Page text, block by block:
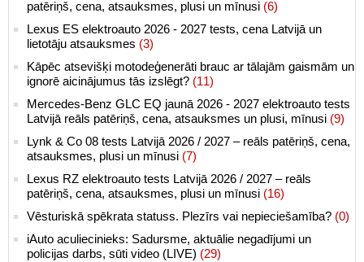
patēriņš, cena, atsauksmes, plusi un mīnusi (6)
Lexus ES elektroauto 2026 - 2027 tests, cena Latvijā un
lietotāju atsauksmes (3)
Kāpēc atsevišķi motodeģenerāti brauc ar tālajām gaismām un
ignorē aicinājumus tās izslēgt? (11)
Mercedes-Benz GLC EQ jaunā 2026 - 2027 elektroauto tests
Latvijā reāls patēriņš, cena, atsauksmes un plusi, mīnusi (9)
Lynk & Co 08 tests Latvijā 2026 / 2027 – reāls patēriņš, cena,
atsauksmes, plusi un mīnusi (7)
Lexus RZ elektroauto tests Latvijā 2026 / 2027 – reāls
patēriņš, cena, atsauksmes, plusi un mīnusi (16)
Vēsturiskā spēkrata statuss. Plezīrs vai nepieciešamība? (0)
iAuto aculiecinieks: Sadursme, aktuālie negadījumi un
policijas darbs, sūti video (LIVE) (29)